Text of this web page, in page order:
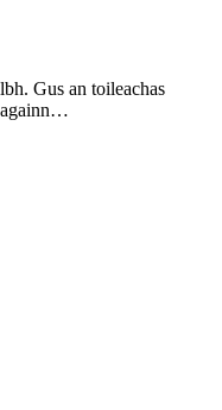
Gus an toileachas
againn…